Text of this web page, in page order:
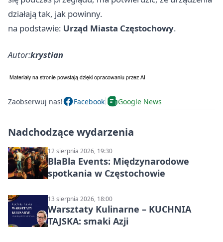
działają tak, jak powinny.
na podstawie: Urząd Miasta Częstochowy.
Autor:krystian
Zaobserwuj nas! Facebook Google News
Nadchodzące wydarzenia
12 sierpnia 2026, 19:30
BlaBla Events: Międzynarodowe
spotkania w Częstochowie
13 sierpnia 2026, 18:00
Warsztaty Kulinarne – KUCHNIA
TAJSKA: smaki Azji